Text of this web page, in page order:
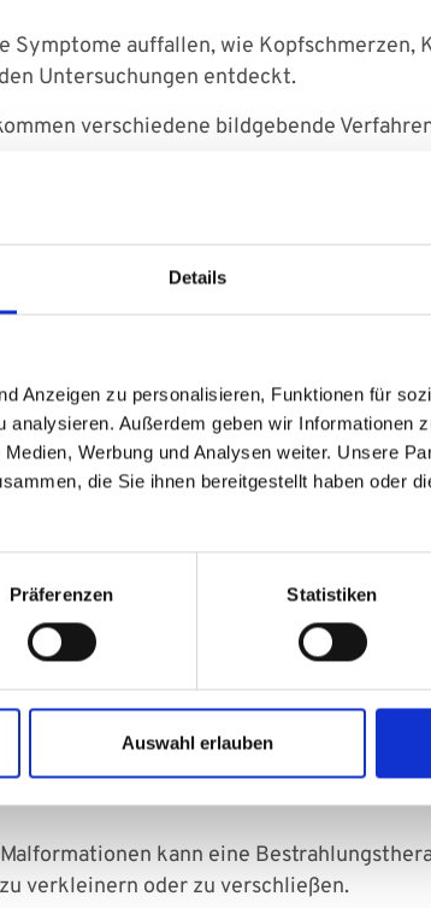
Details
Anzeigen zu personalisieren, Funktionen für
analysieren. Außerdem geben wir Informationen
Werbung und Analysen weiter. Unsere
die Sie ihnen bereitgestellt haben oder
Präferenzen Statistiken
Auswahl erlauben
Symptome auffallen, wie Kopfschmerzen,
Untersuchungen entdeckt.
verschiedene bildgebende
liefert detaillierte Bilder des
Blutungen ist die CT eine schnelle und
der Blutgefäße hilft dabei, die genaue
Kontrastmittel in die Blutgefäße injiziert.
deren Art, Größe und Lage ab. Ziel der
Komplikationen zu minimieren.
wird ein Katheter durch die
also ein Stoff, der ein Blutgerinnsel
kann es notwendig sein, die
kann eine
verkleinern oder zu verschließen.